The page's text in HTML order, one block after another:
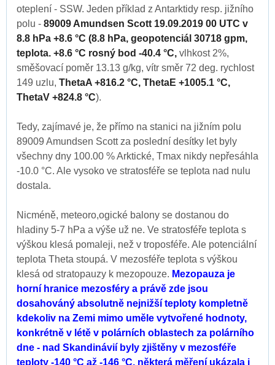
oteplení - SSW. Jeden příklad z Antarktidy resp. jižního
polu - 89009 Amundsen Scott 19.09.2019 00 UTC v
8.8 hPa +8.6 °C (8.8 hPa, geopotenciál 30718 gpm,
teplota. +8.6 °C rosný bod -40.4 °C, vlhkost 2%,
směšovací poměr 13.13 g/kg, vítr směr 72 deg. rychlost
149 uzlu, ThetaA +816.2 °C, ThetaE +1005.1 °C,
ThetaV +824.8 °C).
Tedy, zajímavé je, že přímo na stanici na jižním polu
89009 Amundsen Scott za poslední desítky let byly
všechny dny 100.00 % Arktické, Tmax nikdy nepřesáhla
-10.0 °C. Ale vysoko ve stratosféře se teplota nad nulu
dostala.
Nicméně, meteoro,ogické balony se dostanou do
hladiny 5-7 hPa a výše už ne. Ve stratosféře teplota s
výškou klesá pomaleji, než v troposféře. Ale potenciální
teplota Theta stoupá. V mezosféře teplota s výškou
klesá od stratopauzy k mezopouze. Mezopauza je
horní hranice mezosféry a právě zde jsou
dosahováný absolutně nejnižší teploty kompletně
kdekoliv na Zemi mimo uměle vytvořené hodnoty,
konkrétně v létě v polárních oblastech za polárního
dne - nad Skandinávií byly zjištěny v mezosféře
teploty -140 °C až -146 °C, některá měření ukázala i